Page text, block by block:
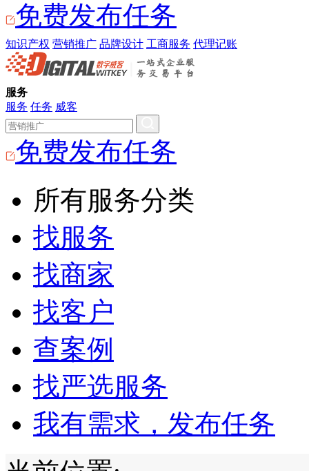
免费发布任务
知识产权 营销推广 品牌设计 工商服务 代理记账
服务
服务 任务 威客
免费发布任务
所有服务分类
找服务
找商家
找客户
查案例
找严选服务
我有需求，发布任务